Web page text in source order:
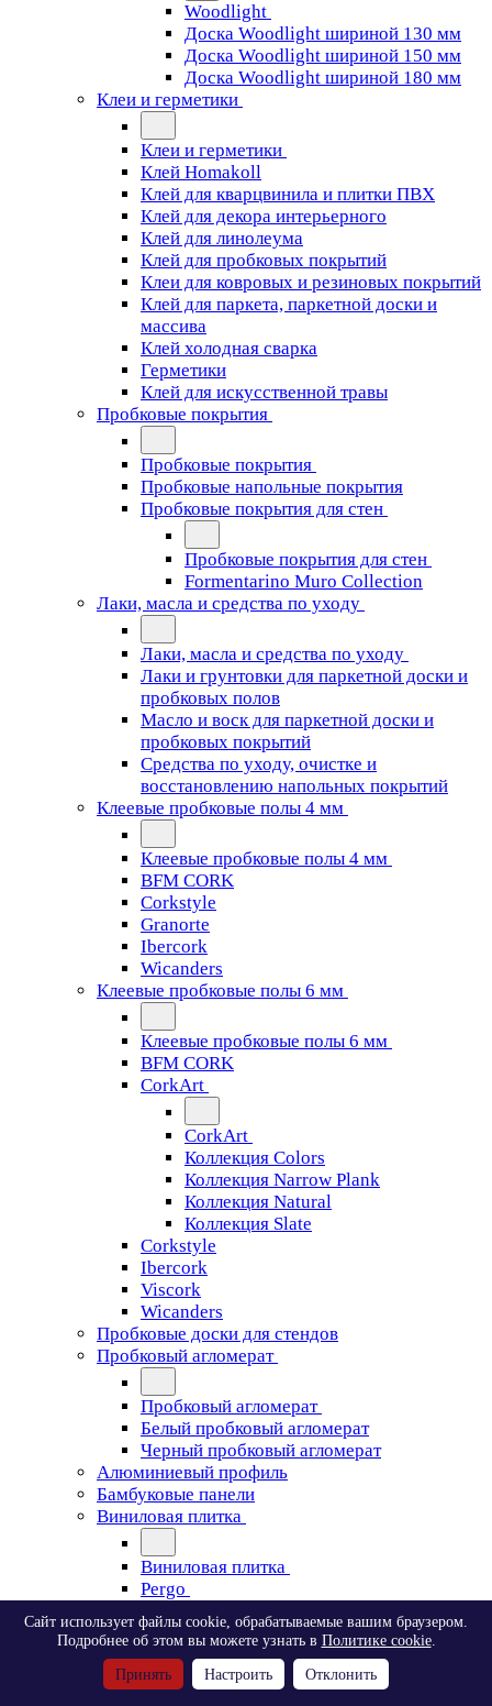
Woodlight
Доска Woodlight шириной 130 мм
Доска Woodlight шириной 150 мм
Доска Woodlight шириной 180 мм
Клеи и герметики
Клеи и герметики
Клей Homakoll
Клей для кварцвинила и плитки ПВХ
Клей для декора интерьерного
Клей для линолеума
Клей для пробковых покрытий
Клеи для ковровых и резиновых покрытий
Клей для паркета, паркетной доски и
массива
Клей холодная сварка
Герметики
Клей для искусственной травы
Пробковые покрытия
Пробковые покрытия
Пробковые напольные покрытия
Пробковые покрытия для стен
Пробковые покрытия для стен
Formentarino Muro Collection
Лаки, масла и средства по уходу
Лаки, масла и средства по уходу
Лаки и грунтовки для паркетной доски и
пробковых полов
Масло и воск для паркетной доски и
пробковых покрытий
Средства по уходу, очистке и
восстановлению напольных покрытий
Клеевые пробковые полы 4 мм
Клеевые пробковые полы 4 мм
BFM CORK
Corkstyle
Granorte
Ibercork
Wicanders
Клеевые пробковые полы 6 мм
Клеевые пробковые полы 6 мм
BFM CORK
CorkArt
CorkArt
Коллекция Colors
Коллекция Narrow Plank
Коллекция Natural
Коллекция Slate
Corkstyle
Ibercork
Viscork
Wicanders
Пробковые доски для стендов
Пробковый агломерат
Пробковый агломерат
Белый пробковый агломерат
Черный пробковый агломерат
Алюминиевый профиль
Бамбуковые панели
Виниловая плитка
Виниловая плитка
Pergo
Pergo
Classic Plank Optimum Glue
Modern Plank Optimum Glue
Сайт использует файлы cookie, обрабатываемые вашим браузером.
Подробнее об этом вы можете узнать в Политике cookie.
Принять Настроить Отклонить